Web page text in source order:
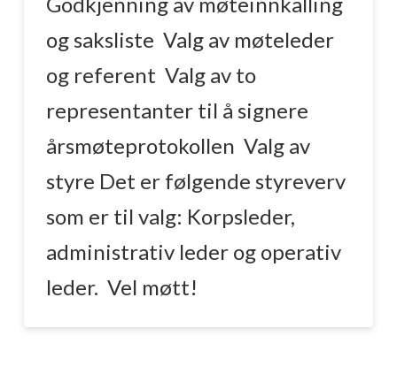
og saksliste Valg av møteleder
og referent Valg av to
representanter til å signere
årsmøteprotokollen Valg av
styre Det er følgende styreverv
som er til valg: Korpsleder,
administrativ leder og operativ
leder. Vel møtt!